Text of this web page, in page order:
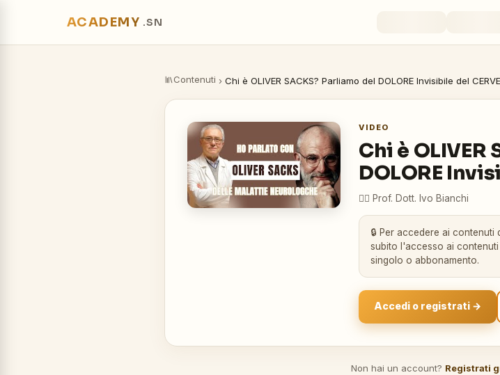
ACADEMY .SN
Contenuti › Chi è OLIVER SACKS? Parliamo del DOLORE Invisibile del
VIDEO
Chi è OLIVER
DOLORE
👨‍⚕️ Prof. Dott. Ivo Bianchi
🔒 Per accedere ai
subito l'accesso ai
singolo o abbonamento.
Accedi o registrati →
Non hai un account? Registrati